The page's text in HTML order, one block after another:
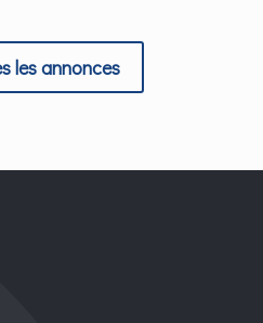
les annonces